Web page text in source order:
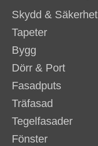
Skydd & Säkerhet
Tapeter
Bygg
Dörr & Port
Fasadputs
Träfasad
Tegelfasader
Fönster